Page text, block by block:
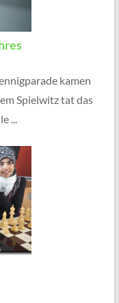
kamen
Spielwitz tat das
...